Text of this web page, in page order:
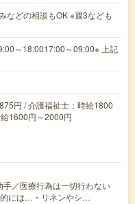
などの相談もOK ※週3なども
～18:0017:00～09:00※ 上記
円 / 介護福祉士：時給1800
1600円～2000円
／医療行為は一切行わない
には…・リネンやシ…